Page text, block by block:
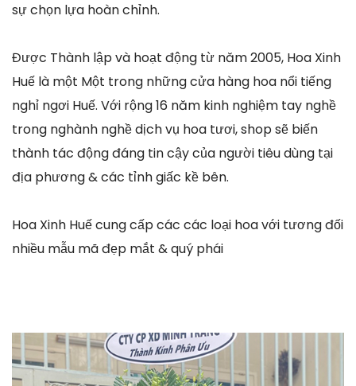
sự chọn lựa hoàn chỉnh.
Được Thành lập và hoạt động từ năm 2005, Hoa Xinh
Huế là một Một trong những cửa hàng hoa nổi tiếng
nghỉ ngơi Huế. Với rộng 16 năm kinh nghiệm tay nghề
trong nghành nghề dịch vụ hoa tươi, shop sẽ biến
thành tác động đáng tin cậy của người tiêu dùng tại
địa phương & các tỉnh giấc kề bên.
Hoa Xinh Huế cung cấp các các loại hoa với tương đối
nhiều mẫu mã đẹp mắt & quý phái